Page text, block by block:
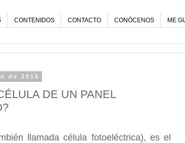
CONTENIDOS CONTACTO CONÓCENOS ME
de 2015
DE UN PANEL
llamada célula fotoeléctrica), es el